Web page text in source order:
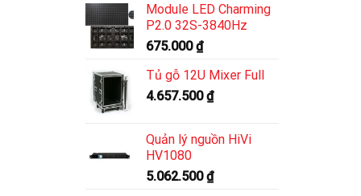
Module LED Charming
P2.0 32S-3840Hz
675.000₫
Tủ gỗ 12U Mixer Full
4.657.500₫
Quản lý nguồn HiVi
HV1080
5.062.500₫